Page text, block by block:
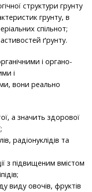
структури грунту
грунту, в
спільнот;
ґрунту.
і органо-
і
вони реально
а значить здорової
радіонуклідів та
з підвищеним вмістом
виду овочів, фруктів